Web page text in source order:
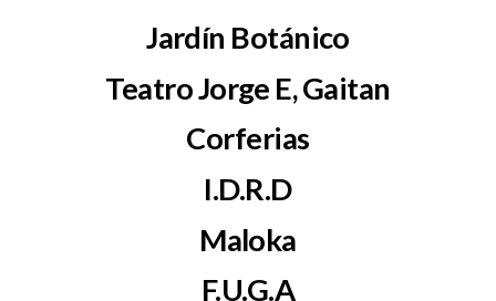
Jardín Botánico
Teatro Jorge E, Gaitan
Corferias
I.D.R.D
Maloka
F.U.G.A